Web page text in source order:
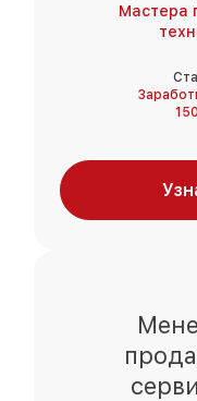
Мастера